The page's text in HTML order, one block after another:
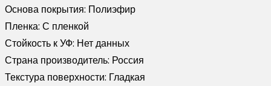
Основа покрытия: Полиэфир
Пленка: С пленкой
Стойкость к УФ: Нет данных
Страна производитель: Россия
Текстура поверхности: Гладкая